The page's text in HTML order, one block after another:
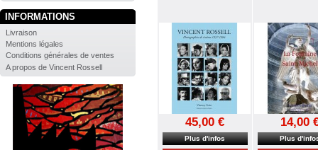
INFORMATIONS
Livraison
Mentions légales
Conditions générales de ventes
A propos de Vincent Rossell
45,00 €
Plus d'infos
14,00
Plus